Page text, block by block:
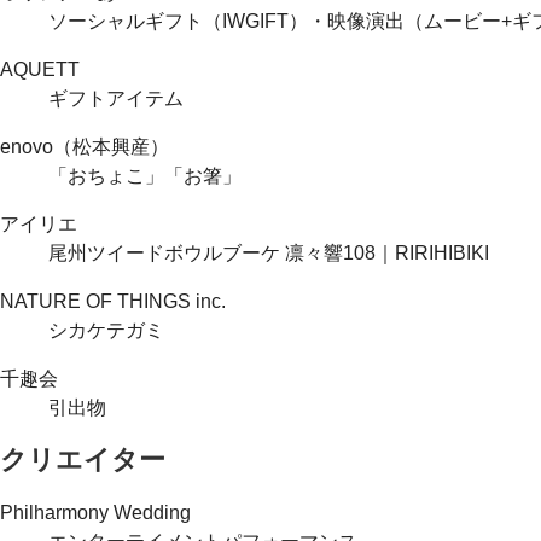
ソーシャルギフト（IWGIFT）・映像演出（ムービー+ギ
AQUETT
ギフトアイテム
enovo（松本興産）
「おちょこ」「お箸」
アイリエ
尾州ツイードボウルブーケ 凛々響108｜RIRIHIBIKI
NATURE OF THINGS inc.
シカケテガミ
千趣会
引出物
クリエイター
Philharmony Wedding